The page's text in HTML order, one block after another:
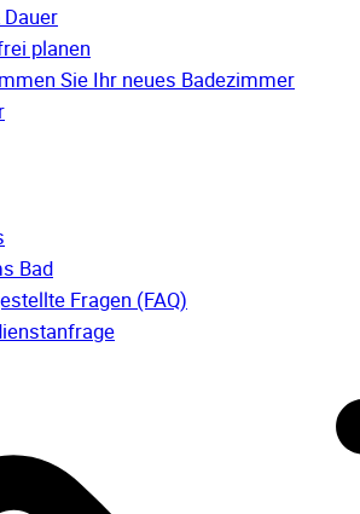
planen
Sie Ihr neues Badezimmer
Bad
Fragen (FAQ)